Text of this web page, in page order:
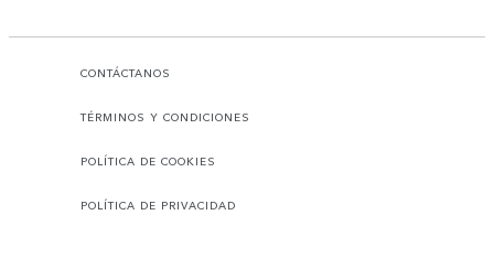
CONTÁCTANOS
TÉRMINOS Y CONDICIONES
POLÍTICA DE COOKIES
POLÍTICA DE PRIVACIDAD